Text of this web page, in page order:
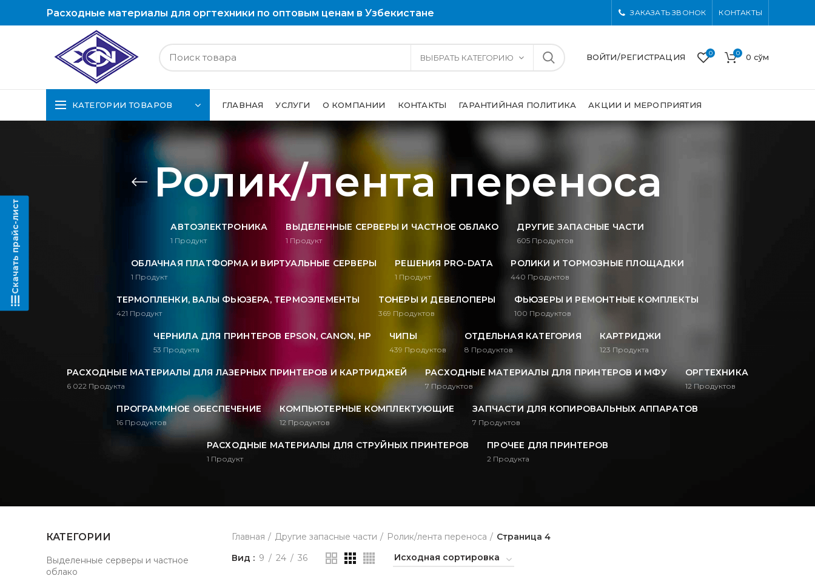
Расходные материалы для оргтехники по оптовым ценам в Узбекистане ЗАКАЗАТЬ ЗВОНОК КОНТАКТЫ
ВЫБРАТЬ КАТЕГОРИЮ ВОЙТИ/РЕГИСТРАЦИЯ 0 0 0 сўм
КАТЕГОРИИ ТОВАРОВ ГЛАВНАЯ УСЛУГИ О КОМПАНИИ КОНТАКТЫ ГАРАНТИЙНАЯ ПОЛИТИКА АКЦИИ И МЕРОПРИЯТИЯ
Ролик/лента переноса
АВТОЭЛЕКТРОНИКА
1 Продукт
ВЫДЕЛЕННЫЕ СЕРВЕРЫ И ЧАСТНОЕ ОБЛАКО
1 Продукт
ДРУГИЕ ЗАПАСНЫЕ ЧАСТИ
605 Продуктов
ОБЛАЧНАЯ ПЛАТФОРМА И ВИРТУАЛЬНЫЕ СЕРВЕРЫ
1 Продукт
РЕШЕНИЯ PRO-DATA
1 Продукт
РОЛИКИ И ТОРМОЗНЫЕ ПЛОЩАДКИ
440 Продуктов
ТЕРМОПЛЕНКИ, ВАЛЫ ФЬЮЗЕРА, ТЕРМОЭЛЕМЕНТЫ
421 Продукт
ТОНЕРЫ И ДЕВЕЛОПЕРЫ
369 Продуктов
ФЬЮЗЕРЫ И РЕМОНТНЫЕ КОМПЛЕКТЫ
100 Продуктов
ЧЕРНИЛА ДЛЯ ПРИНТЕРОВ EPSON, CANON, HP
53 Продукта
ЧИПЫ
439 Продуктов
ОТДЕЛЬНАЯ КАТЕГОРИЯ
8 Продуктов
КАРТРИДЖИ
123 Продукта
РАСХОДНЫЕ МАТЕРИАЛЫ ДЛЯ ЛАЗЕРНЫХ ПРИНТЕРОВ И КАРТРИДЖЕЙ
6 022 Продукта
РАСХОДНЫЕ МАТЕРИАЛЫ ДЛЯ ПРИНТЕРОВ И МФУ
7 Продуктов
ОРГТЕХНИКА
12 Продуктов
ПРОГРАММНОЕ ОБЕСПЕЧЕНИЕ
16 Продуктов
КОМПЬЮТЕРНЫЕ КОМПЛЕКТУЮЩИЕ
12 Продуктов
ЗАПЧАСТИ ДЛЯ КОПИРОВАЛЬНЫХ АППАРАТОВ
7 Продуктов
РАСХОДНЫЕ МАТЕРИАЛЫ ДЛЯ СТРУЙНЫХ ПРИНТЕРОВ
1 Продукт
ПРОЧЕЕ ДЛЯ ПРИНТЕРОВ
2 Продукта
Главная Другие запасные части Ролик/лента переноса
Страница 4
Вид
9 24 36
КАТЕГОРИИ
Выделенные серверы и частное
облако
Скачать прайс-лист